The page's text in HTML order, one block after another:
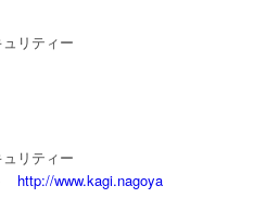
リティー
リティー
http://www.kagi.nagoya